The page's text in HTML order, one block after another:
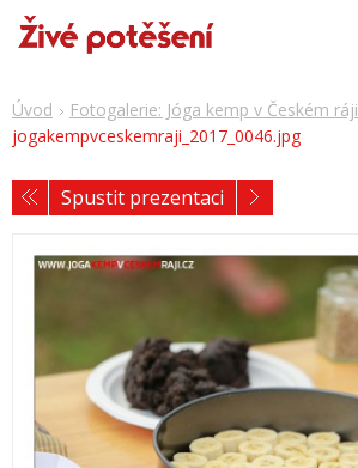
Úvod
Fotogalerie: Jóga kemp v Českém ráji
jogakempvceskemraji_2017_0046.jpg
Spustit prezentaci